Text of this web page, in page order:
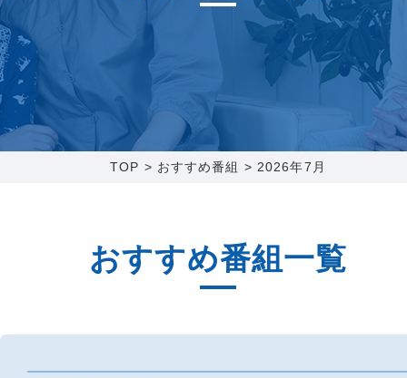
サポート
Q&A
センター情報
〒992-0044
山形県米沢市春日四丁目2-75
0238-24-2525
営業時間 9:00～18:00
〒960-8252
福島県福島市御山字一本松17-1-
0120-173-577
営業時間 9:15～18:00
北海道函館市桔梗町379-31
新潟県新潟市西区山田2310-39
TOP > おすすめ番組 > 2026年7月
おすすめ番組一覧